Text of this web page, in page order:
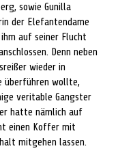
sowie Gunilla
der Elefantendame
auf seiner Flucht
Denn neben
wieder in
überführen wollte,
veritable Gangster
hatte nämlich auf
einen Koffer mit
mitgehen lassen.